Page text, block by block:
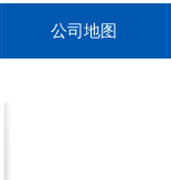
公司地图